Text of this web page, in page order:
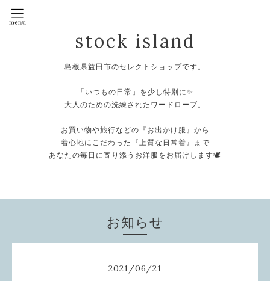
stock island
島根県益田市のセレクトショップです。
「いつもの日常」を少し特別に✨
大人のための洗練されたワードローブ。
お買い物や旅行などの『お出かけ服』から
着心地にこだわった『上質な日常着』まで
あなたの毎日に寄り添うお洋服をお届けします🕊️
お知らせ
2021/06/21